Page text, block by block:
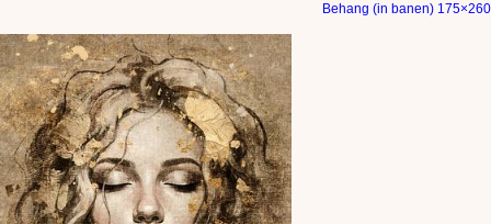
Behang (in banen) 175×260